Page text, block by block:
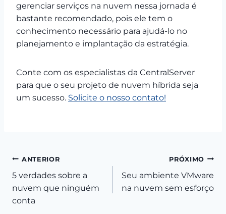
gerenciar serviços na nuvem nessa jornada é
bastante recomendado, pois ele tem o
conhecimento necessário para ajudá-lo no
planejamento e implantação da estratégia.
Conte com os especialistas da CentralServer
para que o seu projeto de nuvem híbrida seja
um sucesso. Solicite o nosso contato!
Navegação
de
Post
ANTERIOR
5 verdades sobre a
nuvem que ninguém
conta
PRÓXIMO
Seu ambiente VMware
na nuvem sem esforço